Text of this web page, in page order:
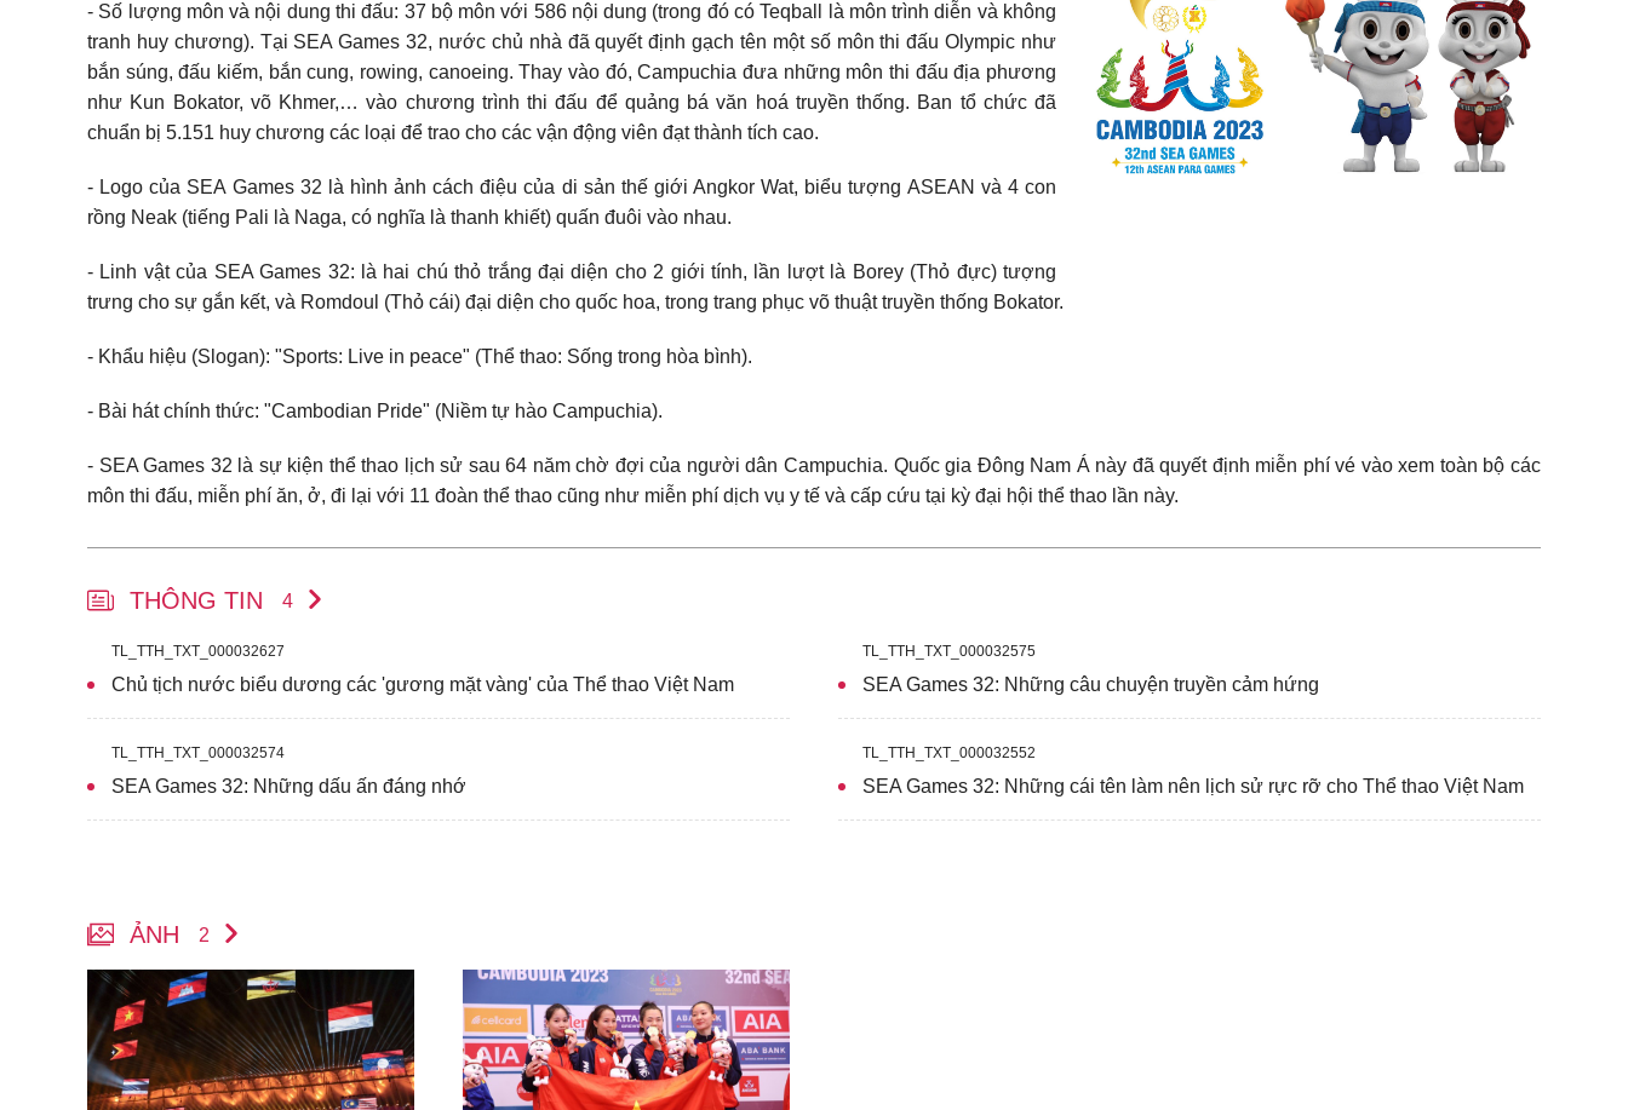
- Số lượng môn và nội dung thi đấu: 37 bộ môn với 586 nội dung (trong đó có Teqball là môn trình diễn và không
tranh huy chương). Tại SEA Games 32, nước chủ nhà đã quyết định gạch tên một số môn thi đấu Olympic như
bắn súng, đấu kiếm, bắn cung, rowing, canoeing. Thay vào đó, Campuchia đưa những môn thi đấu địa phương
như Kun Bokator, võ Khmer,… vào chương trình thi đấu để quảng bá văn hoá truyền thống. Ban tổ chức đã
chuẩn bị 5.151 huy chương các loại để trao cho các vận động viên đạt thành tích cao.
- Logo của SEA Games 32 là hình ảnh cách điệu của di sản thế giới Angkor Wat, biểu tượng ASEAN và 4 con
rồng Neak (tiếng Pali là Naga, có nghĩa là thanh khiết) quấn đuôi vào nhau.
- Linh vật của SEA Games 32: là hai chú thỏ trắng đại diện cho 2 giới tính, lần lượt là Borey (Thỏ đực) tượng
trưng cho sự gắn kết, và Romdoul (Thỏ cái) đại diện cho quốc hoa, trong trang phục võ thuật truyền thống Bokator.
- Khẩu hiệu (Slogan): "Sports: Live in peace" (Thể thao: Sống trong hòa bình).
- Bài hát chính thức: "Cambodian Pride" (Niềm tự hào Campuchia).
- SEA Games 32 là sự kiện thể thao lịch sử sau 64 năm chờ đợi của người dân Campuchia. Quốc gia Đông Nam Á này đã quyết định miễn phí vé vào xem toàn bộ các
môn thi đấu, miễn phí ăn, ở, đi lại với 11 đoàn thể thao cũng như miễn phí dịch vụ y tế và cấp cứu tại kỳ đại hội thể thao lần này.
THÔNG TIN 4
TL_TTH_TXT_000032627
Chủ tịch nước biểu dương các 'gương mặt vàng' của Thể thao Việt Nam
TL_TTH_TXT_000032575
SEA Games 32: Những câu chuyện truyền cảm hứng
TL_TTH_TXT_000032574
SEA Games 32: Những dấu ấn đáng nhớ
TL_TTH_TXT_000032552
SEA Games 32: Những cái tên làm nên lịch sử rực rỡ cho Thể thao Việt Nam
ẢNH 2